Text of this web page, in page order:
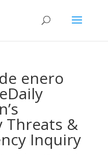
enero
Threats &
Inquiry